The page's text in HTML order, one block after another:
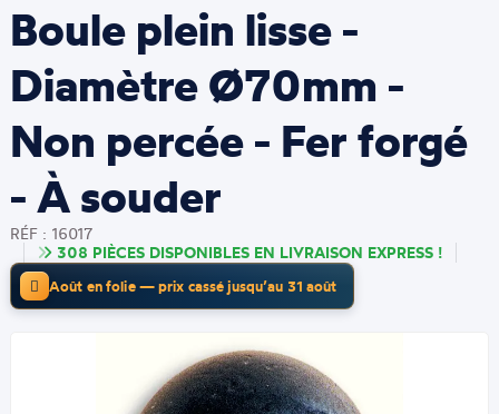
Boule plein lisse -
Diamètre Ø70mm -
Non percée - Fer forgé
- À souder
RÉF : 16017
308 PIÈCES DISPONIBLES EN LIVRAISON EXPRESS !
Août en folie — prix cassé jusqu’au 31 août